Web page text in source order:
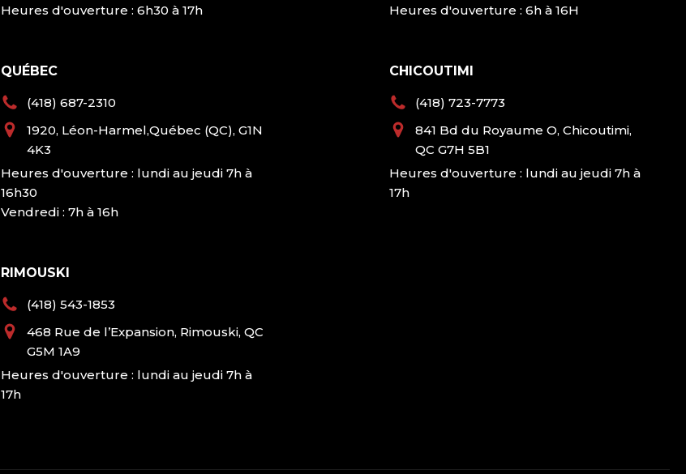
Heures d'ouverture : 6h30 à 17h
QUÉBEC
(418) 687-2310
1920, Léon-Harmel,Québec (QC), G1N
4K3
Heures d'ouverture : lundi au jeudi 7h à
16h30
Vendredi : 7h à 16h
RIMOUSKI
(418) 543-1853
468 Rue de l’Expansion, Rimouski, QC
G5M 1A9
Heures d'ouverture : lundi au jeudi 7h à
17h
Heures d'ouverture : 6h à 16H
CHICOUTIMI
(418) 723-7773
841 Bd du Royaume O, Chicoutimi,
QC G7H 5B1
Heures d'ouverture : lundi au jeudi 7h à
17h